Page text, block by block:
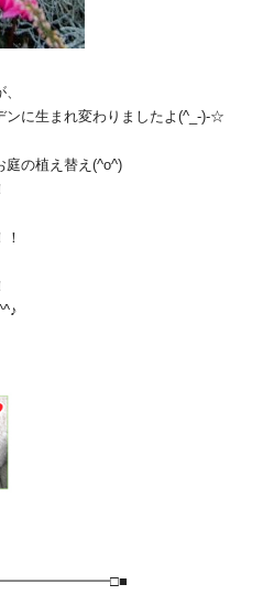
ンに生まれ変わりましたよ(^_-)-☆
庭の植え替え(^o^)